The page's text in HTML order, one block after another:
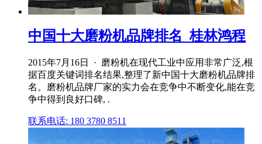
中国十大磨粉机品牌排名_桂林鸿程
2015年7月16日 · 磨粉机在现代工业中应用非常广泛,根
据百度关键词排名结果,整理了新中国十大磨粉机品牌排
名。磨粉机品牌厂家的实力会在竞争中不断变化,能在竞
争中得到良好口碑, .
联系电话: 180 3780 8511